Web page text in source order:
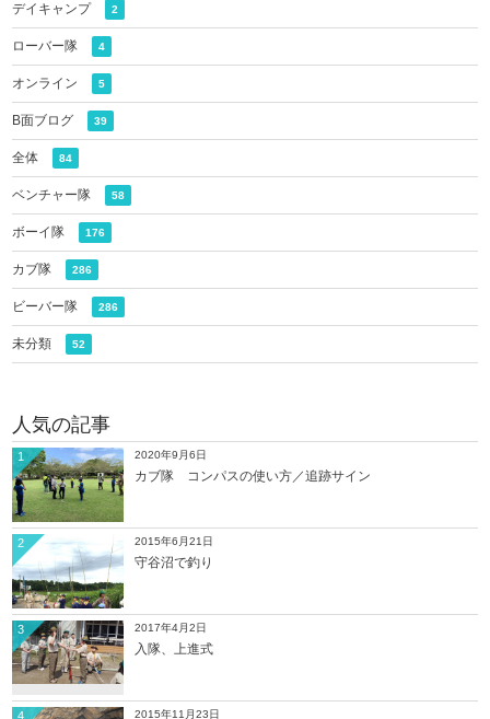
デイキャンプ 2
ローバー隊 4
オンライン 5
B面ブログ 39
全体 84
ベンチャー隊 58
ボーイ隊 176
カブ隊 286
ビーバー隊 286
未分類 52
人気の記事
2020年9月6日
カブ隊 コンパスの使い方／追跡サイン
1
2015年6月21日
守谷沼で釣り
2
2017年4月2日
入隊、上進式
3
2015年11月23日
4